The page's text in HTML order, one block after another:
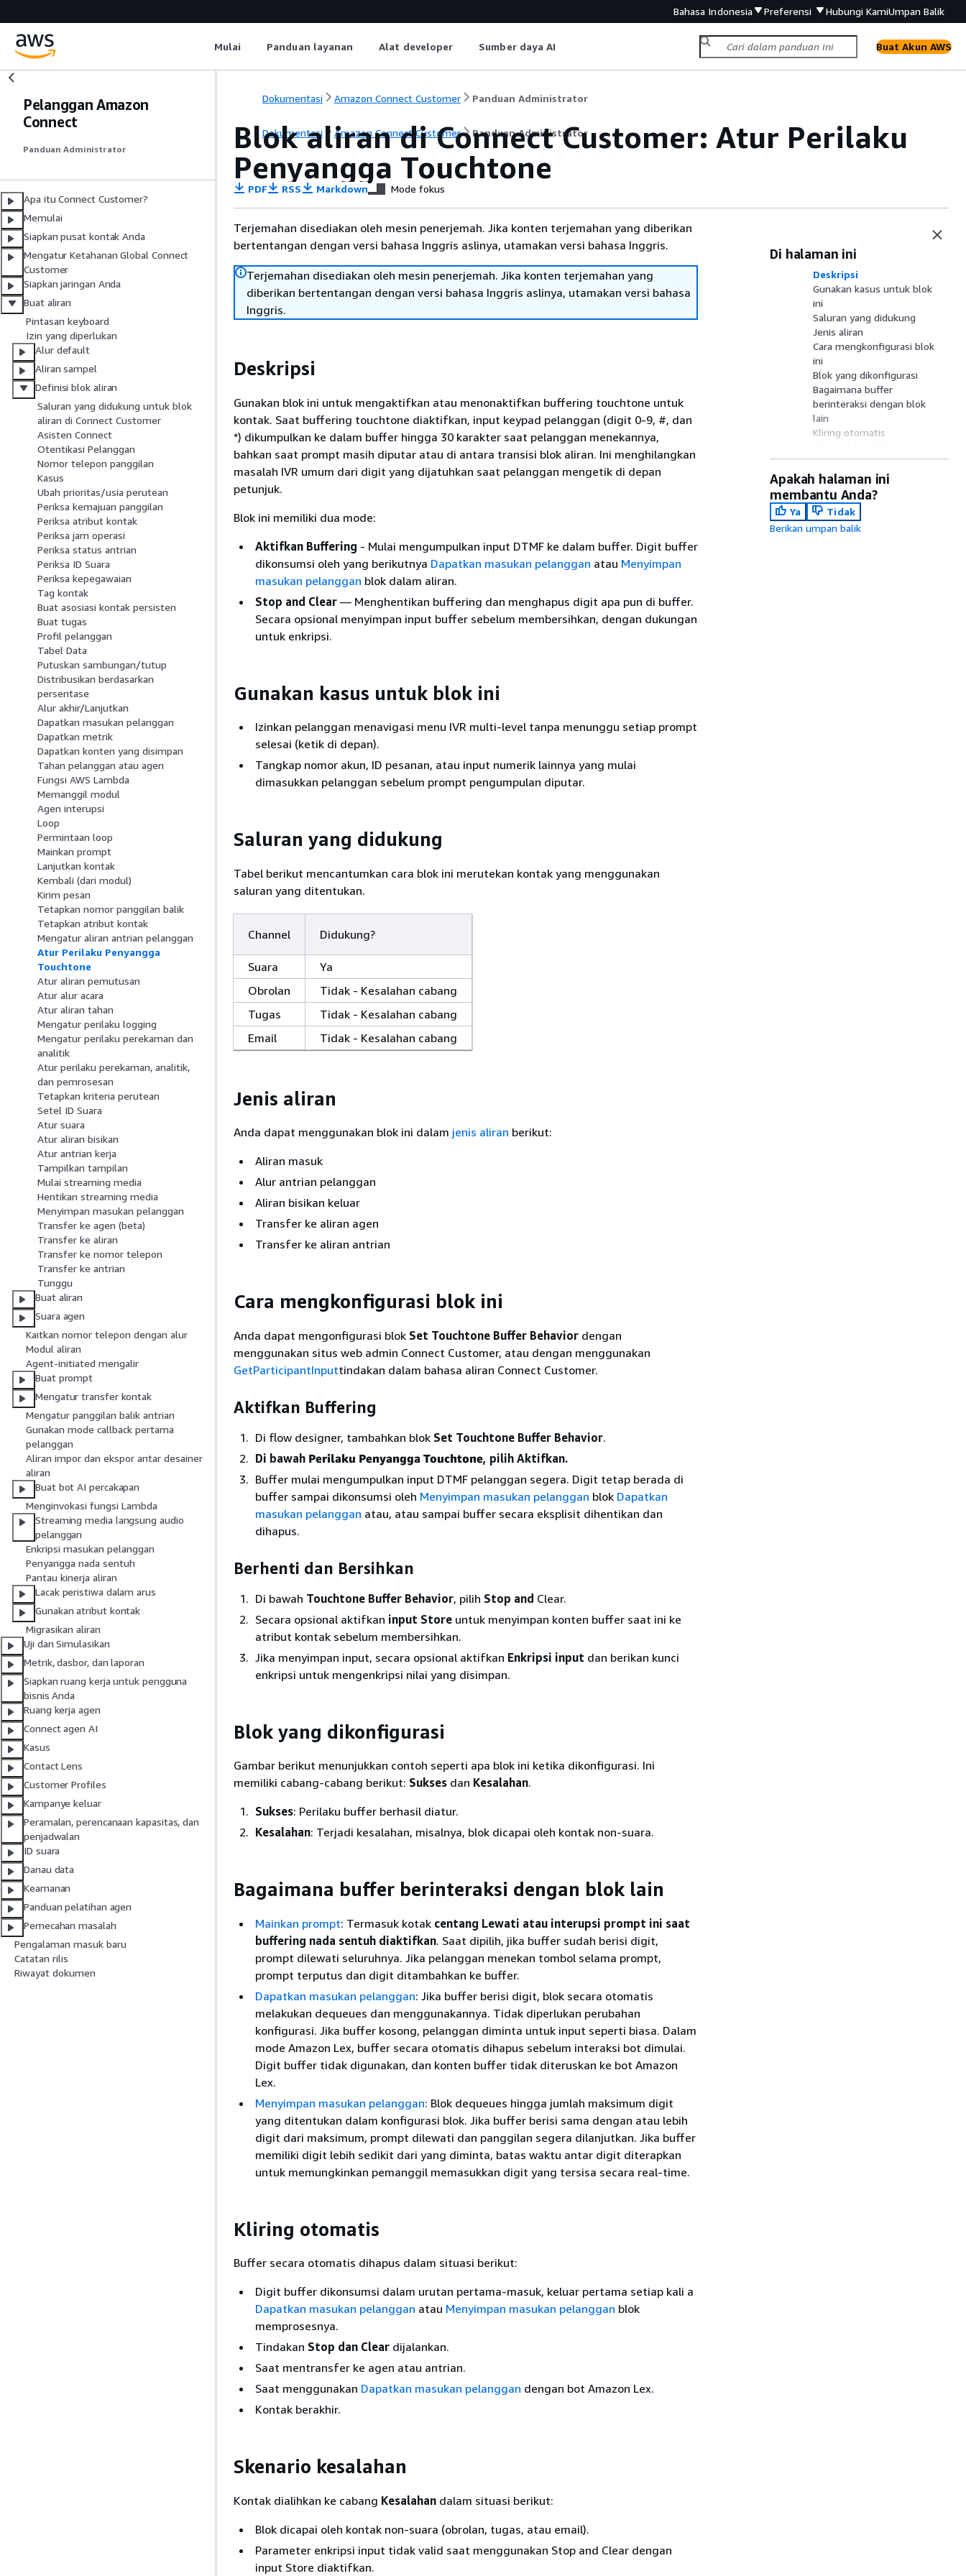
Bahasa Indonesia Preferensi Hubungi KamiUmpan Balik
Mulai Panduan layanan Alat developer Sumber daya AI Buat Akun AWS
Pelanggan Amazon
Connect
Panduan Administrator
Apa itu Connect Customer?
Memulai
Siapkan pusat kontak Anda
Mengatur Ketahanan Global Connect
Customer
Siapkan jaringan Anda
Buat aliran
Pintasan keyboard
Izin yang diperlukan
Alur default
Aliran sampel
Definisi blok aliran
Saluran yang didukung untuk blok
aliran di Connect Customer
Asisten Connect
Otentikasi Pelanggan
Nomor telepon panggilan
Kasus
Ubah prioritas/usia perutean
Periksa kemajuan panggilan
Periksa atribut kontak
Periksa jam operasi
Periksa status antrian
Periksa ID Suara
Periksa kepegawaian
Tag kontak
Buat asosiasi kontak persisten
Buat tugas
Profil pelanggan
Tabel Data
Putuskan sambungan/tutup
Distribusikan berdasarkan
persentase
Alur akhir/Lanjutkan
Dapatkan masukan pelanggan
Dapatkan metrik
Dapatkan konten yang disimpan
Tahan pelanggan atau agen
Fungsi AWS Lambda
Memanggil modul
Agen interupsi
Loop
Permintaan loop
Mainkan prompt
Lanjutkan kontak
Kembali (dari modul)
Kirim pesan
Tetapkan nomor panggilan balik
Tetapkan atribut kontak
Mengatur aliran antrian pelanggan
Atur Perilaku Penyangga
Touchtone
Atur aliran pemutusan
Atur alur acara
Atur aliran tahan
Mengatur perilaku logging
Mengatur perilaku perekaman dan
analitik
Atur perilaku perekaman, analitik,
dan pemrosesan
Tetapkan kriteria perutean
Setel ID Suara
Atur suara
Atur aliran bisikan
Atur antrian kerja
Tampilkan tampilan
Mulai streaming media
Hentikan streaming media
Menyimpan masukan pelanggan
Transfer ke agen (beta)
Transfer ke aliran
Transfer ke nomor telepon
Transfer ke antrian
Tunggu
Buat aliran
Suara agen
Kaitkan nomor telepon dengan alur
Modul aliran
Agent-initiated mengalir
Buat prompt
Mengatur transfer kontak
Mengatur panggilan balik antrian
Gunakan mode callback pertama
pelanggan
Aliran impor dan ekspor antar desainer
aliran
Buat bot AI percakapan
Menginvokasi fungsi Lambda
Streaming media langsung audio
pelanggan
Enkripsi masukan pelanggan
Penyangga nada sentuh
Pantau kinerja aliran
Lacak peristiwa dalam arus
Gunakan atribut kontak
Migrasikan aliran
Uji dan Simulasikan
Metrik, dasbor, dan laporan
Siapkan ruang kerja untuk pengguna
bisnis Anda
Ruang kerja agen
Connect agen AI
Kasus
Contact Lens
Customer Profiles
Kampanye keluar
Peramalan, perencanaan kapasitas, dan
penjadwalan
ID suara
Danau data
Keamanan
Panduan pelatihan agen
Pemecahan masalah
Pengalaman masuk baru
Catatan rilis
Riwayat dokumen
Dokumentasi Amazon Connect Customer Panduan Administrator
Dokumentasi Amazon Connect Customer Panduan Administrator
Blok aliran di Connect Customer: Atur Perilaku
Penyangga Touchtone
PDF RSS Markdown Mode fokus
Terjemahan disediakan oleh mesin penerjemah. Jika konten terjemahan yang diberikan
bertentangan dengan versi bahasa Inggris aslinya, utamakan versi bahasa Inggris.
Terjemahan disediakan oleh mesin penerjemah. Jika konten terjemahan yang
diberikan bertentangan dengan versi bahasa Inggris aslinya, utamakan versi bahasa
Inggris.
Deskripsi
Gunakan blok ini untuk mengaktifkan atau menonaktifkan buffering touchtone untuk
kontak. Saat buffering touchtone diaktifkan, input keypad pelanggan (digit 0-9, #, dan
*) dikumpulkan ke dalam buffer hingga 30 karakter saat pelanggan menekannya,
bahkan saat prompt masih diputar atau di antara transisi blok aliran. Ini menghilangkan
masalah IVR umum dari digit yang dijatuhkan saat pelanggan mengetik di depan
petunjuk.
Blok ini memiliki dua mode:
Aktifkan Buffering - Mulai mengumpulkan input DTMF ke dalam buffer. Digit buffer
dikonsumsi oleh yang berikutnya Dapatkan masukan pelanggan atau Menyimpan
masukan pelanggan blok dalam aliran.
Stop and Clear — Menghentikan buffering dan menghapus digit apa pun di buffer.
Secara opsional menyimpan input buffer sebelum membersihkan, dengan dukungan
untuk enkripsi.
Gunakan kasus untuk blok ini
Izinkan pelanggan menavigasi menu IVR multi-level tanpa menunggu setiap prompt
selesai (ketik di depan).
Tangkap nomor akun, ID pesanan, atau input numerik lainnya yang mulai
dimasukkan pelanggan sebelum prompt pengumpulan diputar.
Saluran yang didukung
Tabel berikut mencantumkan cara blok ini merutekan kontak yang menggunakan
saluran yang ditentukan.
Channel Didukung?
Suara
Ya
Obrolan
Tidak - Kesalahan cabang
Tugas
Tidak - Kesalahan cabang
Email
Tidak - Kesalahan cabang
Jenis aliran
Anda dapat menggunakan blok ini dalam jenis aliran berikut:
Aliran masuk
Alur antrian pelanggan
Aliran bisikan keluar
Transfer ke aliran agen
Transfer ke aliran antrian
Cara mengkonfigurasi blok ini
Anda dapat mengonfigurasi blok Set Touchtone Buffer Behavior dengan
menggunakan situs web admin Connect Customer, atau dengan menggunakan
GetParticipantInputtindakan dalam bahasa aliran Connect Customer.
Aktifkan Buffering
Di flow designer, tambahkan blok Set Touchtone Buffer Behavior.
Di bawah Perilaku Penyangga Touchtone, pilih Aktifkan.
Buffer mulai mengumpulkan input DTMF pelanggan segera. Digit tetap berada di
buffer sampai dikonsumsi oleh Menyimpan masukan pelanggan blok Dapatkan
masukan pelanggan atau, atau sampai buffer secara eksplisit dihentikan dan
dihapus.
Berhenti dan Bersihkan
Di bawah Touchtone Buffer Behavior, pilih Stop and Clear.
Secara opsional aktifkan input Store untuk menyimpan konten buffer saat ini ke
atribut kontak sebelum membersihkan.
Jika menyimpan input, secara opsional aktifkan Enkripsi input dan berikan kunci
enkripsi untuk mengenkripsi nilai yang disimpan.
Blok yang dikonfigurasi
Gambar berikut menunjukkan contoh seperti apa blok ini ketika dikonfigurasi. Ini
memiliki cabang-cabang berikut: Sukses dan Kesalahan.
Sukses: Perilaku buffer berhasil diatur.
Kesalahan: Terjadi kesalahan, misalnya, blok dicapai oleh kontak non-suara.
Bagaimana buffer berinteraksi dengan blok lain
Mainkan prompt: Termasuk kotak centang Lewati atau interupsi prompt ini saat
buffering nada sentuh diaktifkan. Saat dipilih, jika buffer sudah berisi digit,
prompt dilewati seluruhnya. Jika pelanggan menekan tombol selama prompt,
prompt terputus dan digit ditambahkan ke buffer.
Dapatkan masukan pelanggan: Jika buffer berisi digit, blok secara otomatis
melakukan dequeues dan menggunakannya. Tidak diperlukan perubahan
konfigurasi. Jika buffer kosong, pelanggan diminta untuk input seperti biasa. Dalam
mode Amazon Lex, buffer secara otomatis dihapus sebelum interaksi bot dimulai.
Digit buffer tidak digunakan, dan konten buffer tidak diteruskan ke bot Amazon
Lex.
Menyimpan masukan pelanggan: Blok dequeues hingga jumlah maksimum digit
yang ditentukan dalam konfigurasi blok. Jika buffer berisi sama dengan atau lebih
digit dari maksimum, prompt dilewati dan panggilan segera dilanjutkan. Jika buffer
memiliki digit lebih sedikit dari yang diminta, batas waktu antar digit diterapkan
untuk memungkinkan pemanggil memasukkan digit yang tersisa secara real-time.
Kliring otomatis
Buffer secara otomatis dihapus dalam situasi berikut:
Digit buffer dikonsumsi dalam urutan pertama-masuk, keluar pertama setiap kali a
Dapatkan masukan pelanggan atau Menyimpan masukan pelanggan blok
memprosesnya.
Tindakan Stop dan Clear dijalankan.
Saat mentransfer ke agen atau antrian.
Saat menggunakan Dapatkan masukan pelanggan dengan bot Amazon Lex.
Kontak berakhir.
Skenario kesalahan
Kontak dialihkan ke cabang Kesalahan dalam situasi berikut:
Blok dicapai oleh kontak non-suara (obrolan, tugas, atau email).
Parameter enkripsi input tidak valid saat menggunakan Stop and Clear dengan
input Store diaktifkan.
Di halaman ini
Deskripsi
Gunakan kasus untuk blok
ini
Saluran yang didukung
Jenis aliran
Cara mengkonfigurasi blok
ini
Blok yang dikonfigurasi
Bagaimana buffer
berinteraksi dengan blok
lain
Kliring otomatis
Bahasa aliran
Sumber daya lainnya
Apakah halaman ini
membantu Anda?
Ya
Tidak
Berikan umpan balik